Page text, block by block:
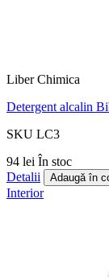
Liber Chimica
Detergent alcalin
SKU LC3
94 lei În stoc
Detalii
Adaugă în
Interior